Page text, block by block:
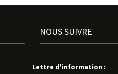
NOUS SUIVRE
Lettre d'information :